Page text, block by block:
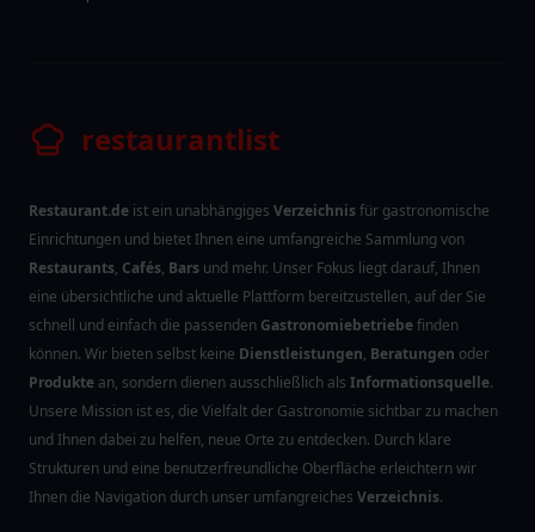
restaurantlist
Restaurant.de ist ein unabhängiges Verzeichnisfür gastronomische
Einrichtungen und bietet Ihnen eine umfangreiche Sammlung von
Restaurants, Cafés, Bars und mehr. Unser Fokus liegt darauf, Ihnen
eine übersichtliche und aktuelle Plattform bereitzustellen, auf der Sie
schnell und einfach die passenden Gastronomiebetriebefinden
können. Wir bieten selbst keine Dienstleistungen, Beratungen oder
Produkte an, sondern dienen ausschließlich als Informationsquelle.
Unsere Mission ist es, die Vielfalt der Gastronomie sichtbar zu machen
und Ihnen dabei zu helfen, neue Orte zu entdecken. Durch klare
Strukturen und eine benutzerfreundliche Oberfläche erleichtern wir
Ihnen die Navigation durch unser umfangreiches Verzeichnis.